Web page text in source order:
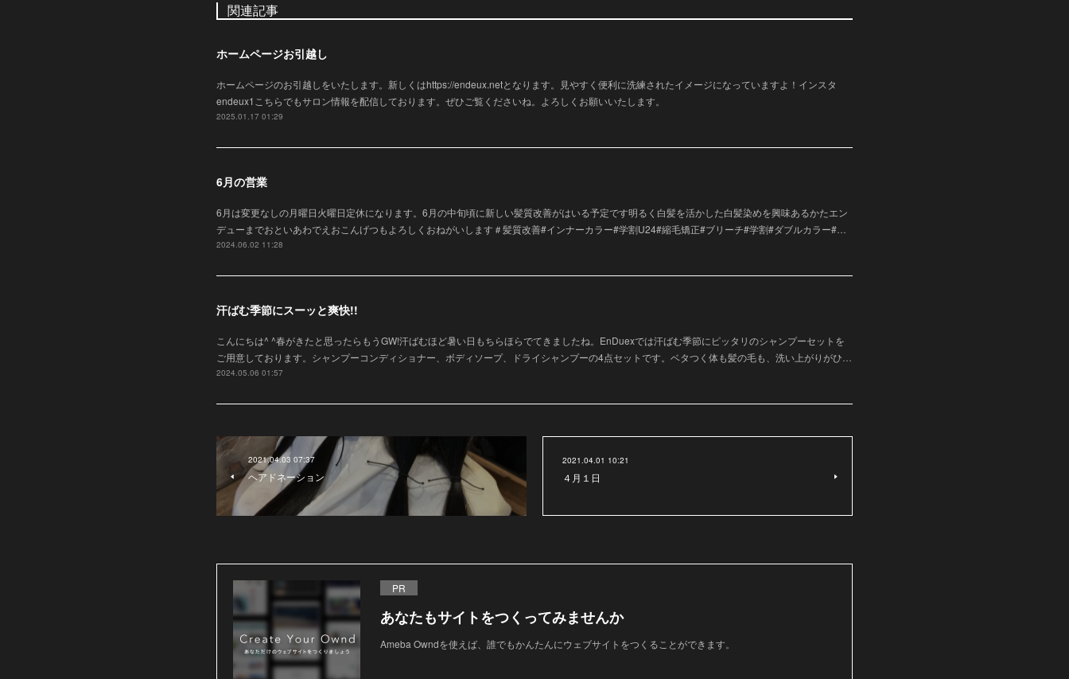
関連記事
ホームページお引越し
ホームページのお引越しをいたします。新しくはhttps://endeux.netとなります。見やすく便利に洗練されたイメージになっていますよ！インスタ
endeux1こちらでもサロン情報を配信しております。ぜひご覧くださいね。よろしくお願いいたします。
2025.01.17 01:29
6月の営業
6月は変更なしの月曜日火曜日定休になります。6月の中旬頃に新しい髪質改善がはいる予定です明るく白髪を活かした白髪染めを興味あるかたエン
デューまでおといあわでえおこんげつもよろしくおねがいします＃髪質改善#インナーカラー#学割U24#縮毛矯正#ブリーチ#学割#ダブルカラー#…
2024.06.02 11:28
汗ばむ季節にスーッと爽快!!
こんにちは^ ^春がきたと思ったらもうGW!汗ばむほど暑い日もちらほらでてきましたね。EnDuexでは汗ばむ季節にピッタリのシャンプーセットを
ご用意しております。シャンプーコンディショナー、ボディソープ、ドライシャンプーの4点セットです。ベタつく体も髪の毛も、洗い上がりがひ…
2024.05.06 01:57
2021.04.03 07:37
ヘアドネーション
2021.04.01 10:21
４月１日
PR
あなたもサイトをつくってみませんか
Ameba Owndを使えば、誰でもかんたんにウェブサイトをつくることができます。